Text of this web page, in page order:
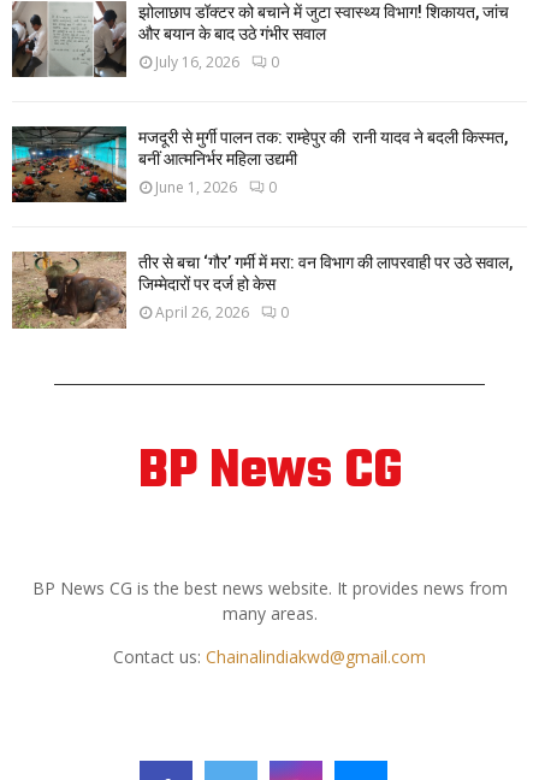
झोलाछाप डॉक्टर को बचाने में जुटा स्वास्थ्य विभाग! शिकायत, जांच
और बयान के बाद उठे गंभीर सवाल
July 16, 2026 0
मजदूरी से मुर्गी पालन तक: राम्हेपुर की रानी यादव ने बदली किस्मत,
बनीं आत्मनिर्भर महिला उद्यमी
June 1, 2026 0
तीर से बचा ‘गौर’ गर्मी में मरा: वन विभाग की लापरवाही पर उठे सवाल,
जिम्मेदारों पर दर्ज हो केस
April 26, 2026 0
BP News CG
BP News CG is the best news website. It provides news from
many areas.
Contact us: Chainalindiakwd@gmail.com